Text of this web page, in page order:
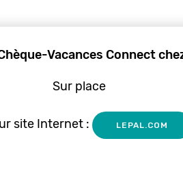
Vacances Connect
Sur place
site Internet : LEPAL.COM